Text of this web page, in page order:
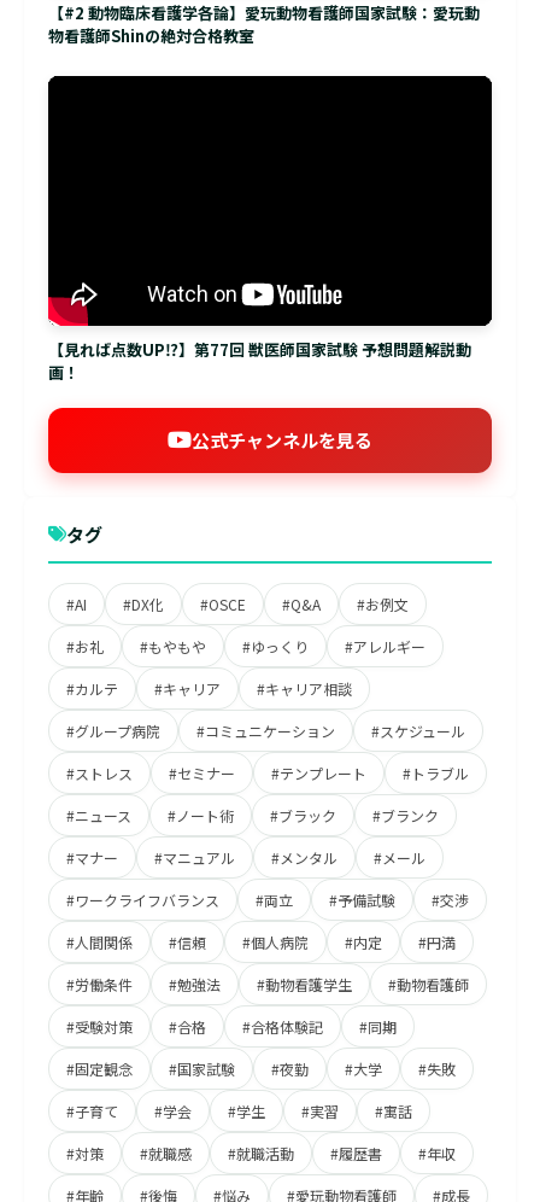
【#2 動物臨床看護学各論】愛玩動物看護師国家試験：愛玩動
物看護師Shinの絶対合格教室
【見れば点数UP⁉】第77回 獣医師国家試験 予想問題解説動
画！
公式チャンネルを見る
タグ
#AI #DX化 #OSCE #Q&A #お例文
#お礼 #もやもや #ゆっくり #アレルギー
#カルテ #キャリア #キャリア相談
#グループ病院 #コミュニケーション #スケジュール
#ストレス #セミナー #テンプレート #トラブル
#ニュース #ノート術 #ブラック #ブランク
#マナー #マニュアル #メンタル #メール
#ワークライフバランス #両立 #予備試験 #交渉
#人間関係 #信頼 #個人病院 #内定 #円満
#労働条件 #勉強法 #動物看護学生 #動物看護師
#受験対策 #合格 #合格体験記 #同期
#固定観念 #国家試験 #夜勤 #大学 #失敗
#子育て #学会 #学生 #実習 #寓話
#対策 #就職感 #就職活動 #履歴書 #年収
#年齢 #後悔 #悩み #愛玩動物看護師 #成長